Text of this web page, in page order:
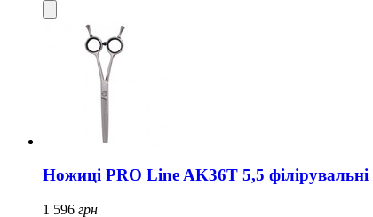
Ножиці PRO Line AK36T 5,5 філірувальні
1 596 грн